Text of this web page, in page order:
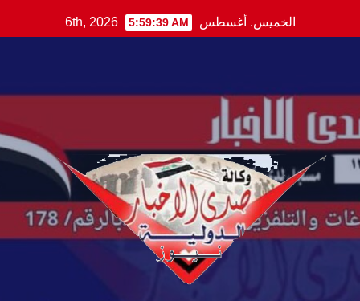
to
الخميس. أغسطس 6th, 2026 5:59:40 AM